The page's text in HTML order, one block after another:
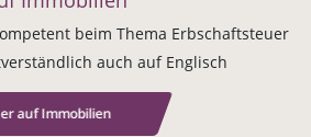
beim Thema Erbschaftsteuer
auch auf Englisch
auf Immobilien